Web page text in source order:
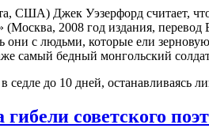
США) Джек Уэзерфорд считает,
2008 год издания,
с людьми, которые ели
самый бедный монгольский
до 10 дней, останавливаясь
советского